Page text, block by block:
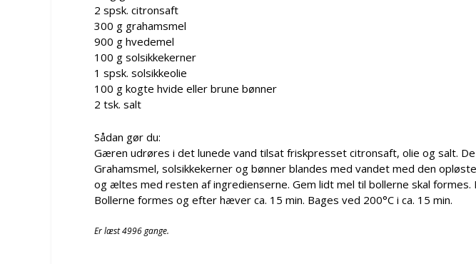
2 spsk. citronsaft
300 g grahamsmel
900 g hvedemel
100 g solsikkekerner
1 spsk. solsikkeolie
100 g kogte hvide eller brune bønner
2 tsk. salt
Sådan gør du:
Gæren udrøres i det lunede vand tilsat friskpresset citronsaft, olie og salt.
Grahamsmel, solsikkekerner og bønner blandes med vandet med den
og æltes med resten af ingredienserne. Gem lidt mel til bollerne skal
Bollerne formes og efter hæver ca. 15 min. Bages ved 200°C i ca. 15 min.
Er læst 4996 gange.